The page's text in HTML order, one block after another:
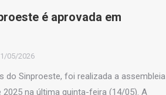
é aprovada em
05/2026
do Sinproeste, foi realizada a assembleia
na última quinta-feira (14/05). A